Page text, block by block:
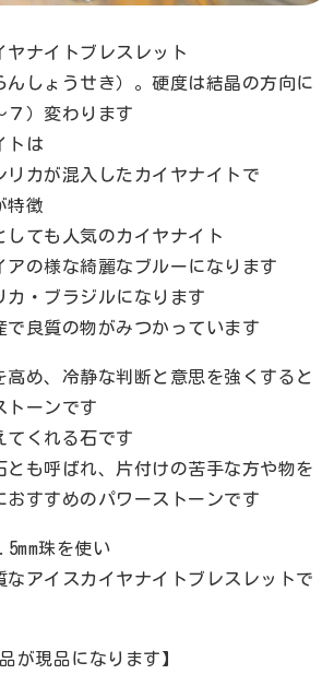
ヤナイトブレスレット
んしょうせき）。硬度は結晶の方向に
７）変わります
トは
リカが混入したカイヤナイトで
特徴
しても人気のカイヤナイト
アの様な綺麗なブルーになります
カ・ブラジルになります
で良質の物がみつかっています
高め、冷静な判断と意思を強くすると
トーンです
てくれる石です
とも呼ばれ、片付けの苦手な方や物を
おすすめのパワーストーンです
珠を使い
なアイスカイヤナイトブレスレットで
が現品になります】